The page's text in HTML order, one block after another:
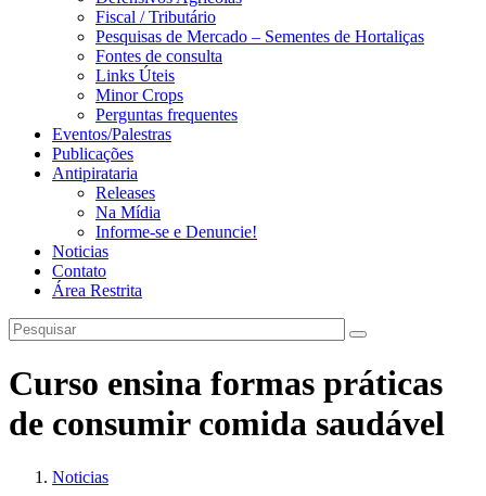
Fiscal / Tributário
Pesquisas de Mercado – Sementes de Hortaliças
Fontes de consulta
Links Úteis
Minor Crops
Perguntas frequentes
Eventos/Palestras
Publicações
Antipirataria
Releases
Na Mídia
Informe-se e Denuncie!
Noticias
Contato
Área Restrita
Curso ensina formas práticas
de consumir comida saudável
Noticias